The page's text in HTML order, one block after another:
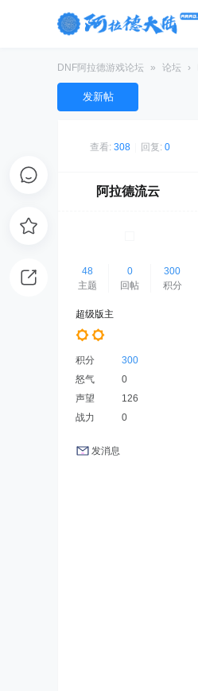
DNF阿拉德游戏论坛 » 论坛 ›
发新帖
查看: 308 回复: 0
阿拉德流云
48
主题
0
回帖
300
积分
超级版主
积分
300
怒气
0
声望
126
战力
0
发消息